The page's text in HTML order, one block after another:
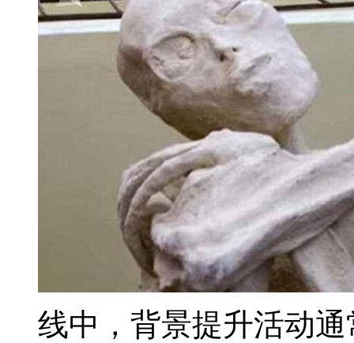
线中，背景提升活动